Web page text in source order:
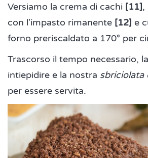
Versiamo la crema di cachi [11],
con l'impasto rimanente [12] e
forno preriscaldato a 170° per
Trascorso il tempo necessario,
intiepidire e la nostra sbriciolata
per essere servita.